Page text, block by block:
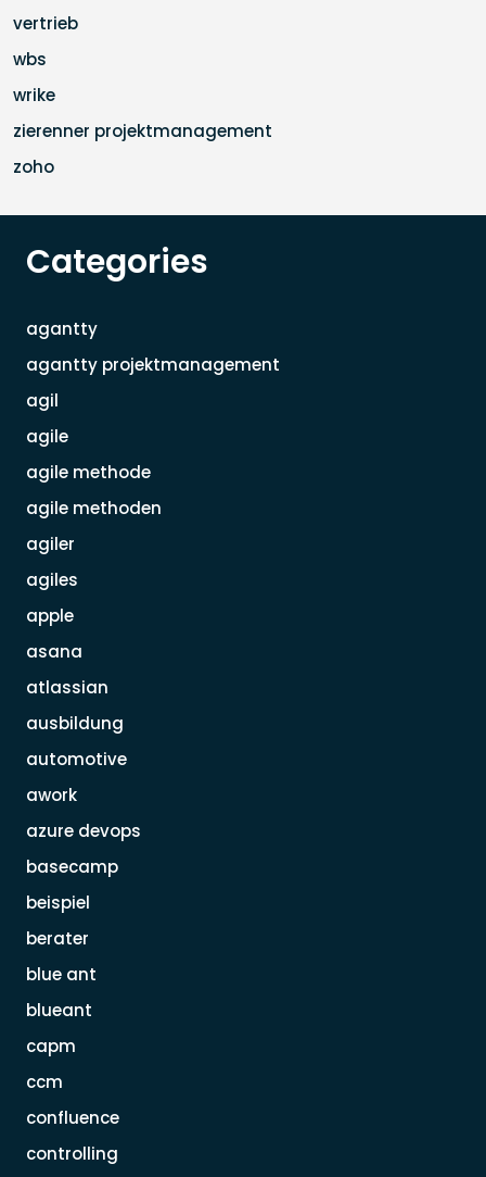
vertrieb
wbs
wrike
zierenner projektmanagement
zoho
Categories
agantty
agantty projektmanagement
agil
agile
agile methode
agile methoden
agiler
agiles
apple
asana
atlassian
ausbildung
automotive
awork
azure devops
basecamp
beispiel
berater
blue ant
blueant
capm
ccm
confluence
controlling